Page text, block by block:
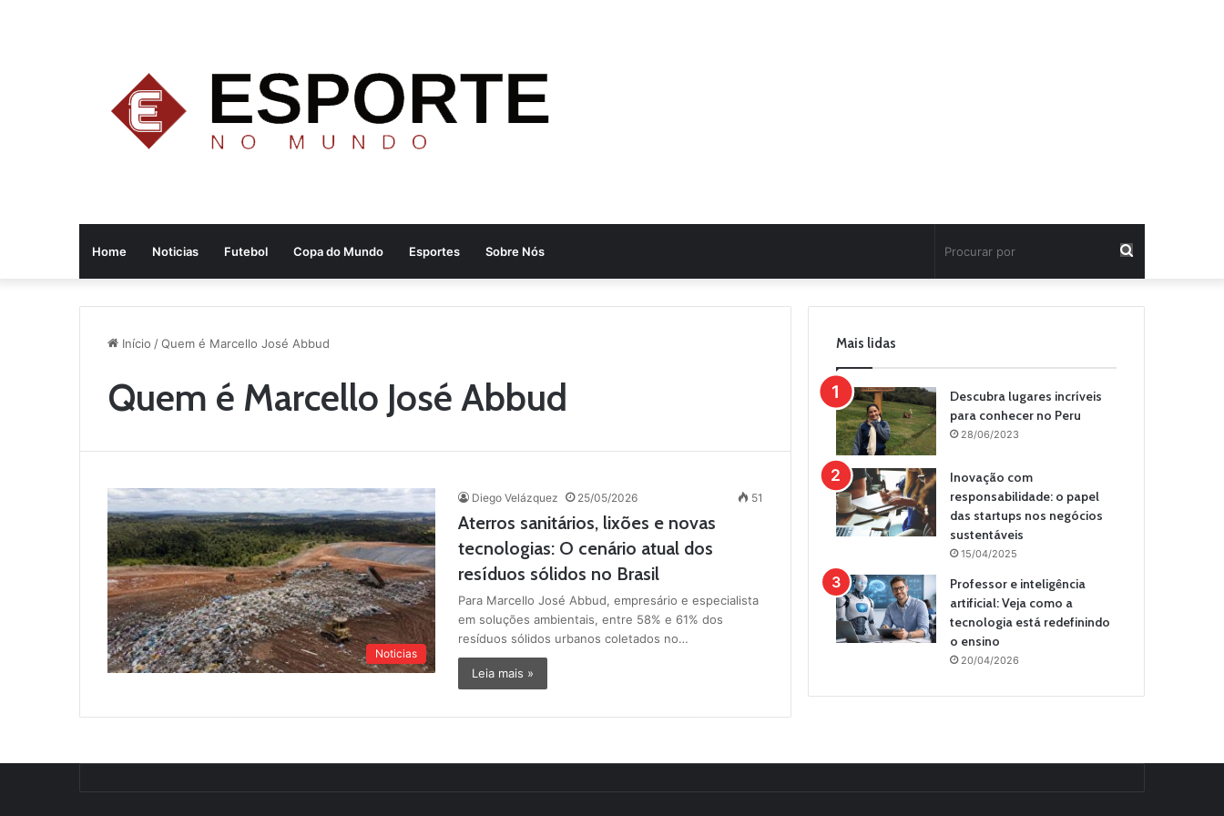
Home Noticias Futebol Copa do Mundo Esportes Sobre Nós
por
Início /Quem é Marcello José Abbud
Quem é Marcello José Abbud
Noticias
Diego Velázquez 25/05/2026 51
Aterros sanitários, lixões e novas
tecnologias: O cenário atual dos
resíduos sólidos no Brasil
Para Marcello José Abbud, empresário e especialista
em soluções ambientais, entre 58% e 61% dos
resíduos sólidos urbanos coletados no…
Leia mais »
Mais lidas
Descubra lugares incríveis
para conhecer no Peru
28/06/2023
Inovação com
responsabilidade: o papel
das startups nos negócios
sustentáveis
15/04/2025
Professor e inteligência
artificial: Veja como a
tecnologia está redefinindo
o ensino
20/04/2026